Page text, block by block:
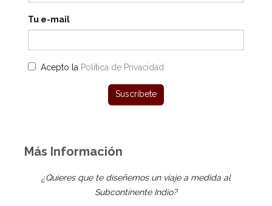
Tu e-mail
Acepto la Política de Privacidad
Más Información
¿Quieres que te diseñemos un viaje a medida al
Subcontinente Indio?